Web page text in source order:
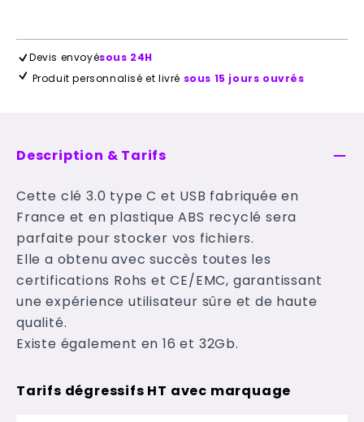
Devis envoyésous 24H
Produit personnalisé et livré sous 15 jours ouvrés
Description & Tarifs
Cette clé 3.0 type C et USB fabriquée en
France et en plastique ABS recyclé sera
parfaite pour stocker vos fichiers.
Elle a obtenu avec succès toutes les
certifications Rohs et CE/EMC, garantissant
une expérience utilisateur sûre et de haute
qualité.
Existe également en 16 et 32Gb.
Tarifs dégressifs HT avec marquage